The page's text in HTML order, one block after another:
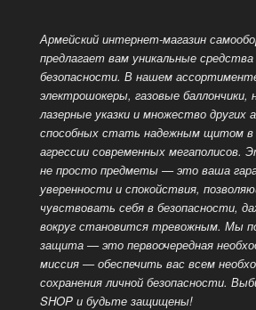
Армейский интернет-магазин
предлагает вам уникальные
безопасности. В нашем
электрошокеры, газовые баллончики,
лазерные указки и множество других
способных стать надежным щитом в
агрессии современных
не просто предметы — это ваша
уверенности и спокойствия,
чувствовать себя в безопасности,
вокруг становится тревожным. Мы
защита — это первоочередная
миссия — обеспечить вас всем
сохранения личной безопасности.
SHOP и будьте защищены!